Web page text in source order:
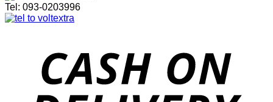
Tel: 093-0203996